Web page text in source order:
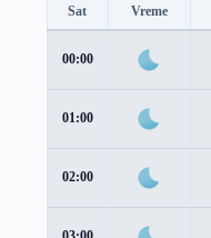
Sat Vreme
00:00
01:00
02:00